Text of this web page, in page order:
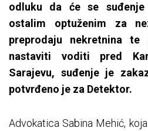
odluku da će se
ostalim optuženim za
preprodaju nekretnina
nastaviti voditi pred
Sarajevu, suđenje je
potvrđeno je za Detektor.
Advokatica Sabina Mehić,